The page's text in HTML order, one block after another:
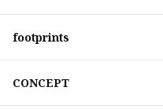
footprints
CONCEPT